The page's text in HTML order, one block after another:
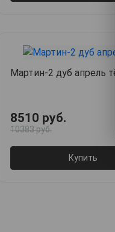
Мартин-2 дуб апрель
8510 руб.
10383 руб.
Купить